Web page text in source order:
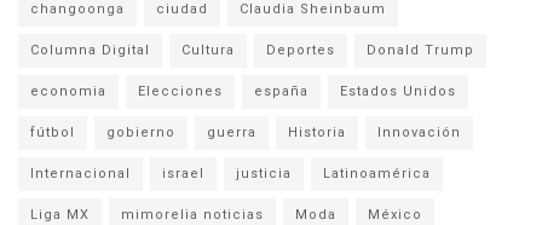
changoonga ciudad Claudia Sheinbaum
Columna Digital Cultura Deportes Donald Trump
economia Elecciones españa Estados Unidos
fútbol gobierno guerra Historia Innovación
Internacional israel justicia Latinoamérica
Liga MX mimorelia noticias Moda México